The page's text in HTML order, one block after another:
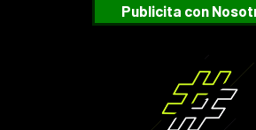
Publicita con